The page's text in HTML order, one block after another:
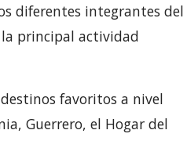
diferentes integrantes del
principal actividad
favoritos a nivel
Guerrero, el Hogar del